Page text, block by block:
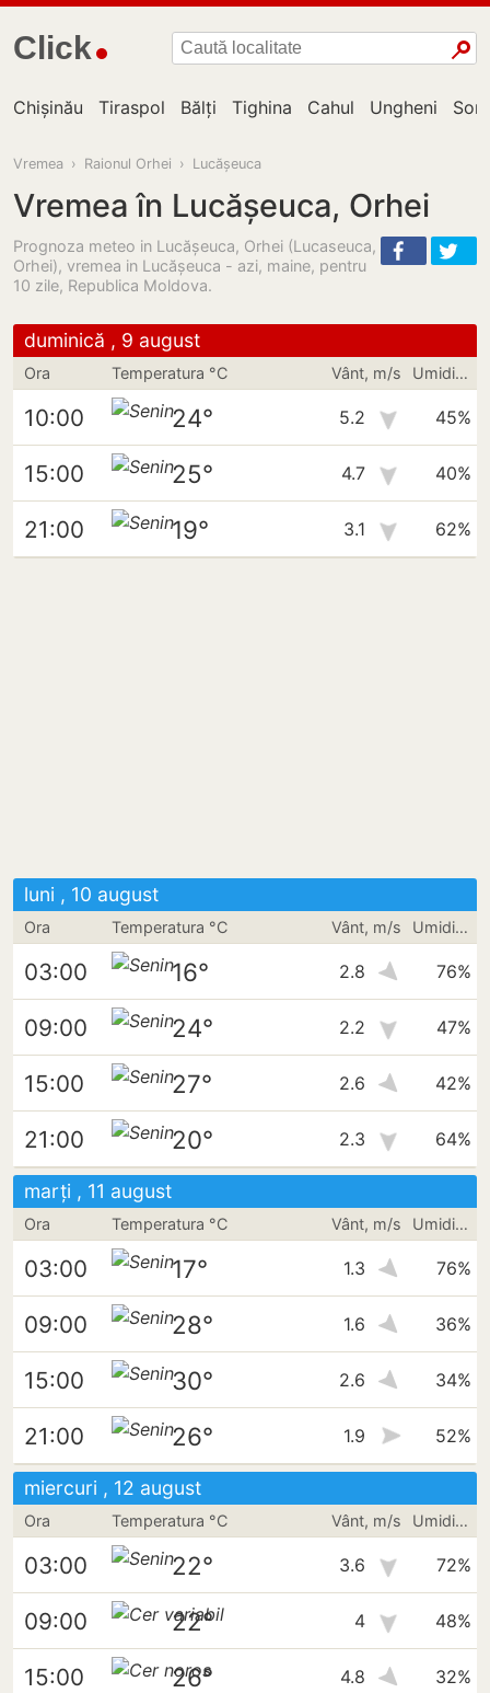
Click
Chișinău Tiraspol Bălți Tighina Cahul Ungheni
Vremea › Raionul Orhei › Lucășeuca
Vremea în Lucășeuca, Orhei
Prognoza meteo in Lucășeuca, Orhei (Lucaseuca,
Orhei), vremea in Lucăşeuca - azi, maine, pentru
10 zile, Republica Moldova.
duminică , 9 august
Ora Temperatura °C Vânt, m/s Umiditate
10:00 24° 5.2 45%
15:00 25° 4.7 40%
21:00 19° 3.1 62%
luni , 10 august
Ora Temperatura °C Vânt, m/s Umiditate
03:00 16° 2.8 76%
09:00 24° 2.2 47%
15:00 27° 2.6 42%
21:00 20° 2.3 64%
marți , 11 august
Ora Temperatura °C Vânt, m/s Umiditate
03:00 17° 1.3 76%
09:00 28° 1.6 36%
15:00 30° 2.6 34%
21:00 26° 1.9 52%
miercuri , 12 august
Ora Temperatura °C Vânt, m/s Umiditate
03:00 22° 3.6 72%
09:00 22° 4 48%
15:00 26° 4.8 32%